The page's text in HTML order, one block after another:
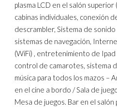
plasma LCD en el salón superior
cabinas individuales, conexión
descrambler, Sistema de
sistemas de navegación,
(WiFi) , entretenimiento de Ipad
control de camarotes, sistema
música para todos los mazos –
en el cine a bordo / Sala de
Mesa de juegos. Bar en el salón